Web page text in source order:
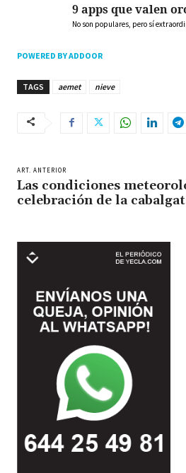
9 apps que valen
No son populares, pero sí
POWERED BY ADDOOR
TAGS aemet nieve
ART. ANTERIOR
Las condiciones
celebración de la